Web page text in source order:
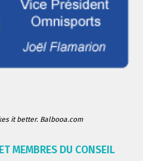
it better. Balbooa.com
MEMBRES DU CONSEIL